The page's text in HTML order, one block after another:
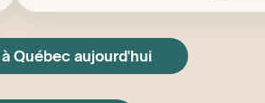
Québec aujourd'hui